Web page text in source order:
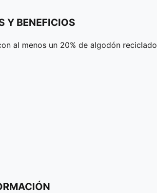
Y BENEFICIOS
al menos un 20% de algodón reciclado